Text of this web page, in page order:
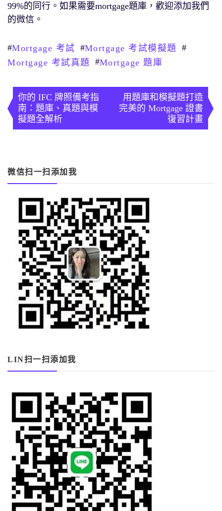
99%的同行。如果需要mortgage題庫，歡迎添加我們
的微信。
#Mortgage 考試 #Mortgage 考試模擬題
#
Mortgage 考試真題
#Mortgage 題庫
章
導
覽
你的 IFC 牌照備考指
南：題庫、真題與模
擬題全解析
用題庫和模擬題打造
完美的 Mortgage 證書
復習計畫
微信扫一扫添加我
LIN扫一扫添加我